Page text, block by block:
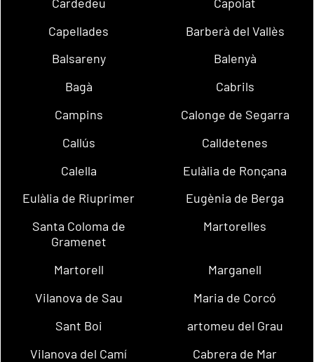
Capellades
Barberà del Vallès
Balsareny
Balenyà
Bagà
Cabrils
Campins
Calonge de Segarra
Callús
Calldetenes
Calella
Eulàlia de Ronçana
Eulàlia de Riuprimer
Eugènia de Berga
Santa Coloma de
Gramenet
Martorelles
Martorell
Marganell
Vilanova de Sau
Maria de Corcó
Sant Boi
artomeu del Grau
Vilanova del Camí
Cabrera de Mar